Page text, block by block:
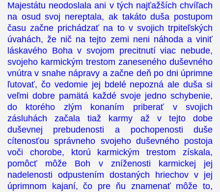
Majestátu neodoslala ani v tých najťažších chvíľach
na osud svoj nereptala, ak takáto duša postupom
času začne prichádzať na to v svojich trpiteľských
úvahách, že nič na tejto zemi neni náhoda a viniť
láskavého Boha v svojom precitnutí viac nebude,
svojeho karmickým trestom zaneseného duševného
vnútra v snahe nápravy a začne deň po dni úprimne
ľutovať, čo vedomie jej bdelé nepozná ale duša si
veľmi dobre pamätá každé svoje jedno schybenie,
do ktorého zlým konaním priberať v svojich
zásluhách začala tiaž karmy až v tejto dobe
duševnej prebudenosti a pochopenosti duše
cítenosťou správneho svojeho duševného postoja
voči chorobe, ktorú karmickým trestom získala,
pomôcť môže Boh v zníženosti karmickej jej
nadelenosti odpustením dostaných hriechov v jej
úprimnom kajaní, čo pre ňu znamenať môže to,